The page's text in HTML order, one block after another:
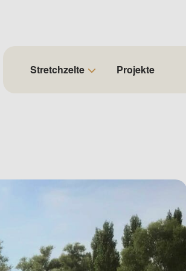
Stretchzelte Projekte